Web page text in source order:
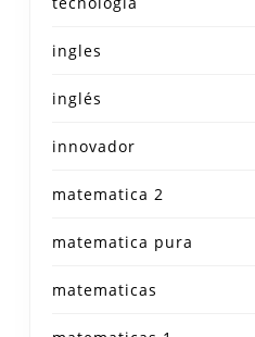
ingles
inglés
innovador
matematica 2
matematica pura
matematicas